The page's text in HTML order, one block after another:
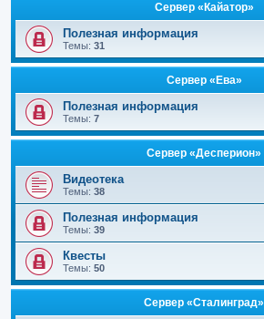
Сервер «Кайатор»
Полезная информация
Темы: 31
Сервер «Ева»
Полезная информация
Темы: 7
Сервер «Десперион»
Видеотека
Темы: 38
Полезная информация
Темы: 39
Квесты
Темы: 50
Сервер «Сталинград»